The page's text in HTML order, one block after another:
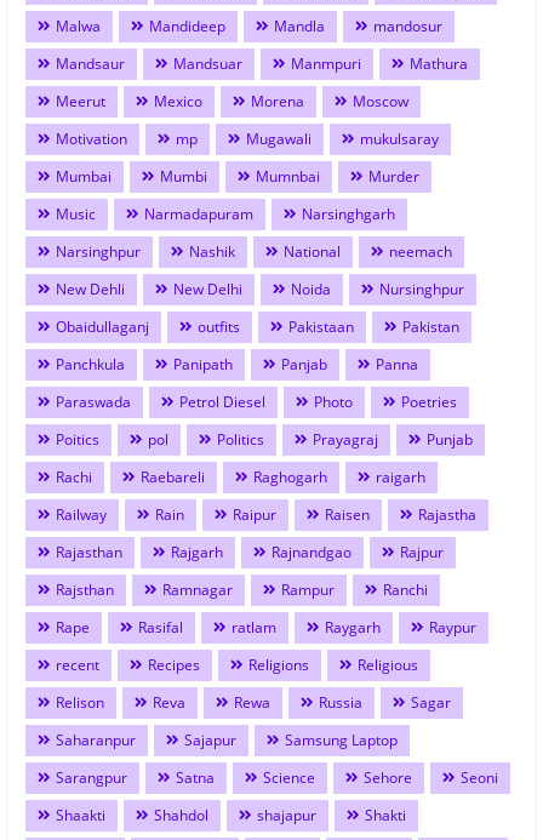
Malwa
Mandideep Mandla
mandosur
Mandsaur
Mandsuar Manmpuri
Mathura
Meerut
Mexico Morena
Moscow
Motivation
mp Mugawali
mukulsaray
Mumbai
Mumbi Mumnbai
Murder
Music
Narmadapuram
Narsinghgarh
Narsinghpur
Nashik National
neemach
New Dehli
New Delhi Noida
Nursinghpur
Obaidullaganj
outfits Pakistaan
Pakistan
Panchkula
Panipath Panjab
Panna
Paraswada
Petrol Diesel Photo
Poetries
Poitics
pol Politics Prayagraj
Punjab
Rachi
Raebareli Raghogarh
raigarh
Railway
Rain Raipur Raisen
Rajastha
Rajasthan
Rajgarh Rajnandgao
Rajpur
Rajsthan
Ramnagar Rampur
Ranchi
Rape
Rasifal ratlam Raygarh
Raypur
recent
Recipes Religions
Religious
Relison
Reva Rewa Russia
Sagar
Saharanpur
Sajapur
Samsung Laptop
Sarangpur
Satna Science Sehore
Seoni
Shaakti
Shahdol shajapur
Shakti